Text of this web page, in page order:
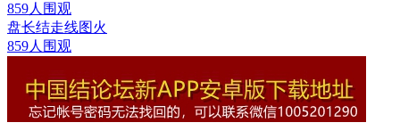
859人围观
盘长结走线图火
859人围观